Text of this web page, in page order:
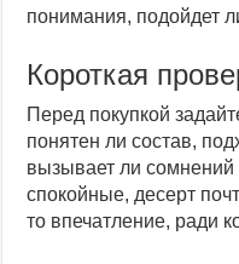
понимания, подойдет
Короткая
Перед покупкой
понятен ли состав,
вызывает ли сомнений
спокойные, десерт
то впечатление, ради